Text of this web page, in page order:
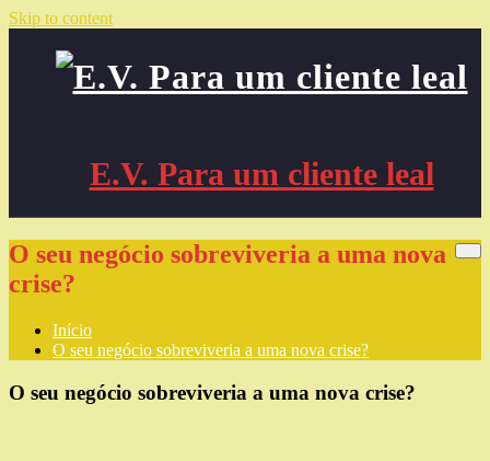
Skip to content
E.V. Para um cliente leal
O seu negócio sobreviveria a uma nova
crise?
Início
O seu negócio sobreviveria a uma nova crise?
O seu negócio sobreviveria a uma nova crise?